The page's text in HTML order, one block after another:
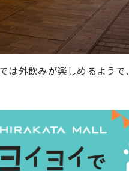
は外飲みが楽しめるようで、